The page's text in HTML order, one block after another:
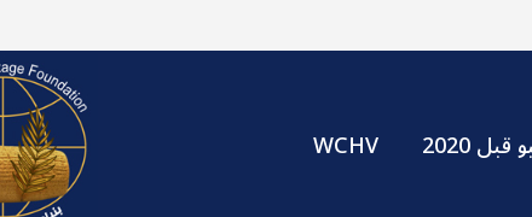
WCHV 2020